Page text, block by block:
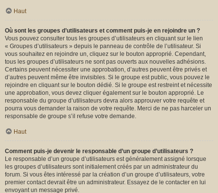
Haut
Où sont les groupes d’utilisateurs et comment puis-je en rejoindre un ?
Vous pouvez consulter tous les groupes d’utilisateurs en cliquant sur le lien
« Groupes d’utilisateurs » depuis le panneau de contrôle de l’utilisateur. Si
vous souhaitez en rejoindre un, cliquez sur le bouton approprié. Cependant,
tous les groupes d’utilisateurs ne sont pas ouverts aux nouvelles adhésions.
Certains peuvent nécessiter une approbation, d’autres peuvent être privés et
d’autres peuvent même être invisibles. Si le groupe est public, vous pouvez le
rejoindre en cliquant sur le bouton dédié. Si le groupe est restreint et nécessite
une approbation, vous devez cliquer également sur le bouton approprié. Le
responsable du groupe d’utilisateurs devra alors approuver votre requête et
pourra vous demander la raison de votre requête. Merci de ne pas harceler un
responsable de groupe s’il refuse votre demande.
Haut
Comment puis-je devenir le responsable d’un groupe d’utilisateurs ?
Le responsable d’un groupe d’utilisateurs est généralement assigné lorsque
les groupes d’utilisateurs sont initialement créés par un administrateur du
forum. Si vous êtes intéressé par la création d’un groupe d’utilisateurs, votre
premier contact devrait être un administrateur. Essayez de le contacter en lui
envoyant un message privé.